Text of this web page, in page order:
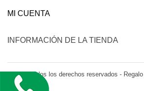
MI CUENTA
INFORMACIÓN DE LA TIENDA
© 2016 Todos los derechos reservados -